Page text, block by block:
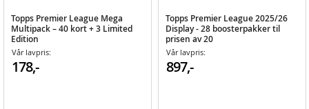
Topps Premier League Mega
Multipack – 40 kort + 3 Limited
Edition
Vår lavpris:
178,-
Topps Premier League 2025/26
Display - 28 boosterpakker til
prisen av 20
Vår lavpris:
897,-